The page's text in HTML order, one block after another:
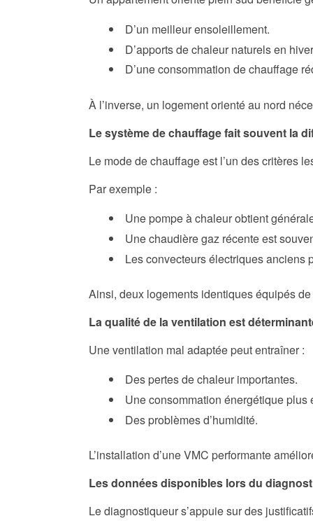
D’un meilleur ensoleillement.
D’apports de chaleur naturels en
D’une consommation de chauffage
À l’inverse, un logement orienté au nord
Le système de chauffage fait souvent la
Le mode de chauffage est l’un des critères
Par exemple :
Une pompe à chaleur obtient
Une chaudière gaz récente est
Les convecteurs électriques anciens
Ainsi, deux logements identiques équipés
La qualité de la ventilation est
Une ventilation mal adaptée peut entraîner :
Des pertes de chaleur importantes.
Une consommation énergétique plus
Des problèmes d’humidité.
L’installation d’une VMC performante
Les données disponibles lors du
Le diagnostiqueur s’appuie sur des